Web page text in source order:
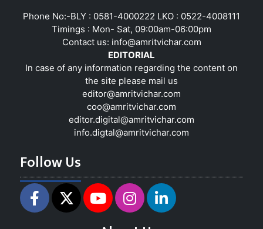
Phone No:-BLY : 0581-4000222 LKO : 0522-4008111
Timings : Mon- Sat, 09:00am-06:00pm
Contact us: info@amritvichar.com
EDITORIAL
In case of any information regarding the content on
the site please mail us
editor@amritvichar.com
coo@amritvichar.com
editor.digital@amritvichar.com
info.digtal@amritvichar.com
Follow Us